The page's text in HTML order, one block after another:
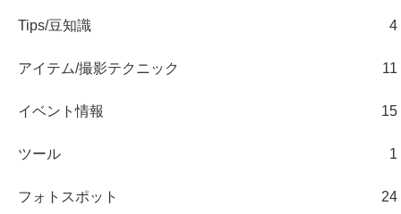
Tips/豆知識 4
アイテム/撮影テクニック 11
イベント情報 15
ツール 1
フォトスポット 24